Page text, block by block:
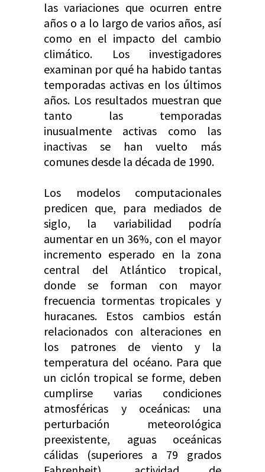
las variaciones que ocurren entre
años o a lo largo de varios años, así
como en el impacto del cambio
climático. Los investigadores
examinan por qué ha habido tantas
temporadas activas en los últimos
años. Los resultados muestran que
tanto las temporadas
inusualmente activas como las
inactivas se han vuelto más
comunes desde la década de 1990.
Los modelos computacionales
predicen que, para mediados de
siglo, la variabilidad podría
aumentar en un 36%, con el mayor
incremento esperado en la zona
central del Atlántico tropical,
donde se forman con mayor
frecuencia tormentas tropicales y
huracanes. Estos cambios están
relacionados con alteraciones en
los patrones de viento y la
temperatura del océano. Para que
un ciclón tropical se forme, deben
cumplirse varias condiciones
atmosféricas y oceánicas: una
perturbación meteorológica
preexistente, aguas oceánicas
cálidas (superiores a 79 grados